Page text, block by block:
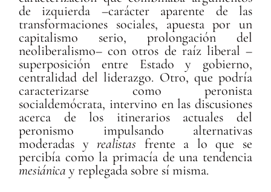
de izquierda –carácter aparente de las
transformaciones sociales, apuesta por un
capitalismo serio, prolongación del
neoliberalismo– con otros de raíz liberal –
superposición entre Estado y gobierno,
centralidad del liderazgo. Otro, que podría
caracterizarse como peronista
socialdemócrata, intervino en las discusiones
acerca de los itinerarios actuales del
peronismo impulsando alternativas
moderadas yrealistas frente a lo que se
percibía como la primacía de una tendencia
mesiánicay replegada sobre sí misma.